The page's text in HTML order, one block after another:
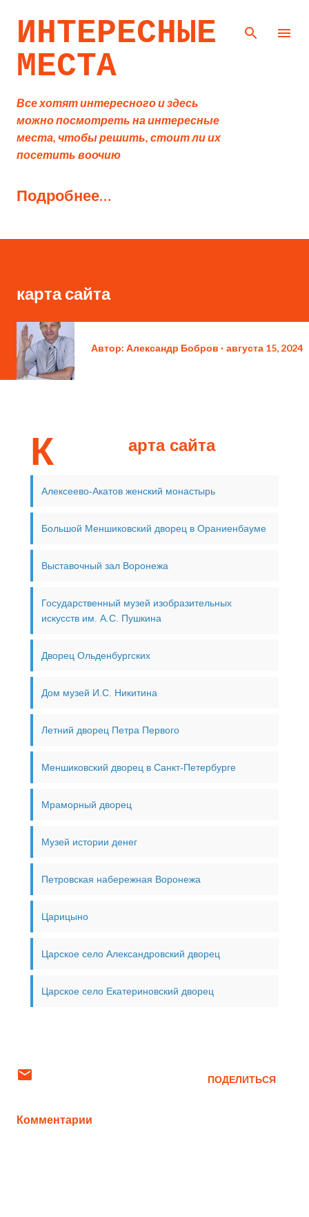
ИНТЕРЕСНЫЕ
МЕСТА
Все хотят интересного и здесь
можно посмотреть на интересные
места, чтобы решить, стоит ли их
посетить воочию
Подробнее…
карта сайта
Автор: Александр Бобров августа 15, 2024
К арта сайта
Алексеево-Акатов женский монастырь
Большой Меншиковский дворец в Ораниенбауме
Выставочный зал Воронежа
Государственный музей изобразительных
искусств им. А.С. Пушкина
Дворец Ольденбургских
Дом музей И.С. Никитина
Летний дворец Петра Первого
Меншиковский дворец в Санкт-Петербурге
Мраморный дворец
Музей истории денег
Петровская набережная Воронежа
Царицыно
Царское село Александровский дворец
Царское село Екатериновский дворец
ПОДЕЛИТЬСЯ
Комментарии